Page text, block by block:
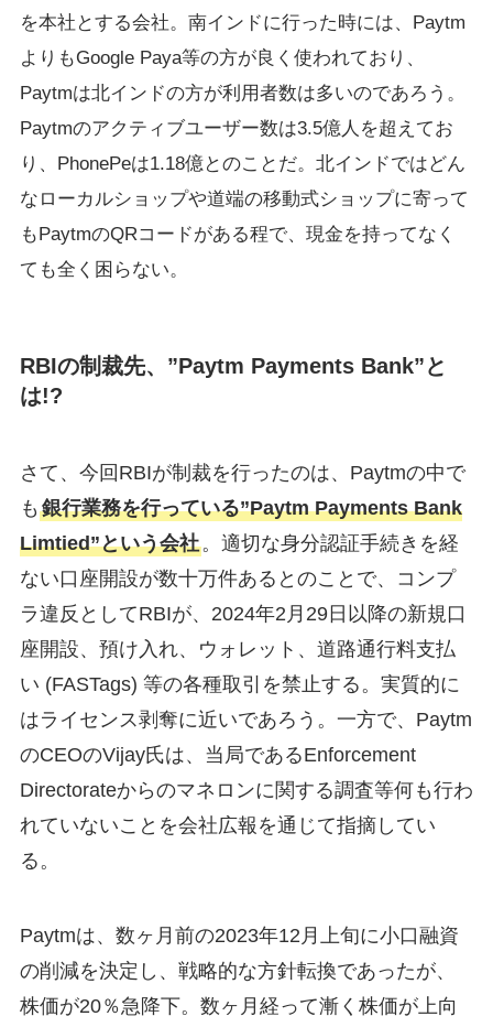
を本社とする会社。南インドに行った時には、Paytm
よりもGoogle Paya等の方が良く使われており、
Paytmは北インドの方が利用者数は多いのであろう。
Paytmのアクティブユーザー数は3.5億人を超えてお
り、PhonePeは1.18億とのことだ。北インドではどん
なローカルショップや道端の移動式ショップに寄って
もPaytmのQRコードがある程で、現金を持ってなく
ても全く困らない。
RBIの制裁先、”Paytm Payments Bank”と
は!?
さて、今回RBIが制裁を行ったのは、Paytmの中で
も 銀行業務を行っている”Paytm Payments Bank
Limtied”という会社。適切な身分認証手続きを経
ない口座開設が数十万件あるとのことで、コンプ
ラ違反としてRBIが、2024年2月29日以降の新規口
座開設、預け入れ、ウォレット、道路通行料支払
い (FASTags) 等の各種取引を禁止する。実質的に
はライセンス剥奪に近いであろう。一方で、Paytm
のCEOのVijay氏は、当局であるEnforcement
Directorateからのマネロンに関する調査等何も行わ
れていないことを会社広報を通じて指摘してい
る。
Paytmは、数ヶ月前の2023年12月上旬に小口融資
の削減を決定し、戦略的な方針転換であったが、
株価が20％急降下。数ヶ月経って漸く株価が上向